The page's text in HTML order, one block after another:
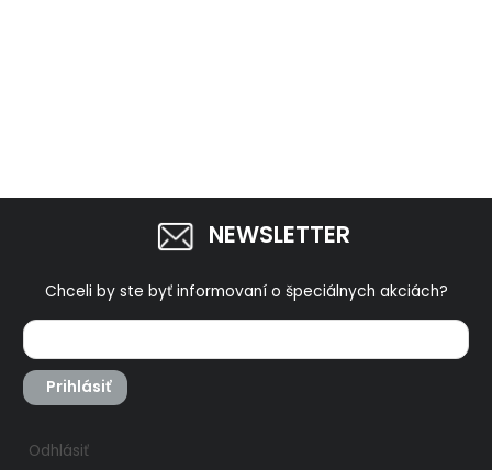
NEWSLETTER
Chceli by ste byť informovaní o špeciálnych akciách?
Prihlásiť
Odhlásiť